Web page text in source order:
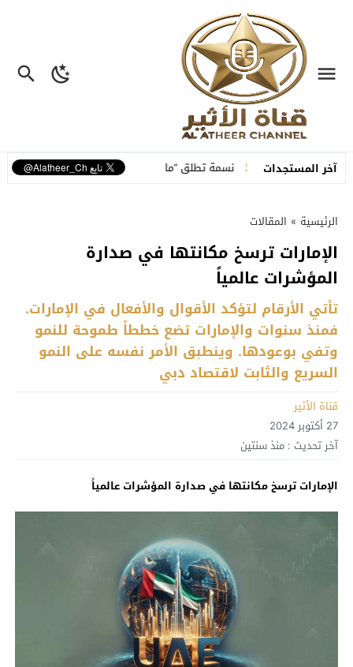
آخر المستجدات
متكاملة نسمة تطلق “ما عم بنساك”.. أغنية مصوّرة تحوّل وجع الفراق
الرئيسية » المقالات
الإمارات ترسخ مكانتها في صدارة
المؤشرات عالمياً
تأتي الأرقام لتؤكد الأقوال والأفعال في الإمارات.
فمنذ سنوات والإمارات تضع خططاً طموحة للنمو
وتفي بوعودها. وينطبق الأمر نفسه على النمو
السريع والثابت لاقتصاد دبي
قناة الأثير
27 أكتوبر 2024
آخر تحديث : منذ سنتين
الإمارات ترسخ مكانتها في صدارة المؤشرات عالمياً